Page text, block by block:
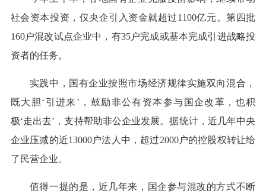
社会资本投资，仅央企引入资金就超过1100亿元。第四批
160户混改试点企业中，有35户完成或基本完成引进战略投
资者的任务。
实践中，国有企业按照市场经济规律实施双向混合，
既大胆‘引进来’，鼓励非公有资本参与国企改革，也积
极‘走出去’，支持帮助非公企业发展。据统计，近几年中央
企业压减的近13000户法人中，超过2000户的控股权转让给
了民营企业。
值得一提的是，近几年来，国企参与混改的方式不断